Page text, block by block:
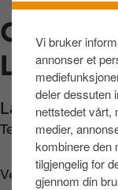
Vi bruker
annonser et
deler dessuten
nettstedet vårt,
medier,
kombinere den
tilgjengelig for
gjennom din
h
o
d
i
h
v
CIRCLE
Lagårdsveien
Telefon:
Veibeskrivelse